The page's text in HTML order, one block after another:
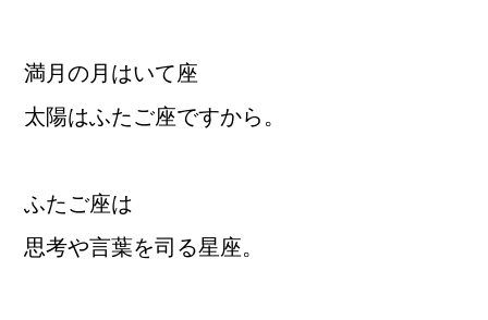
満月の月はいて座
太陽はふたご座ですから。
ふたご座は
思考や言葉を司る星座。